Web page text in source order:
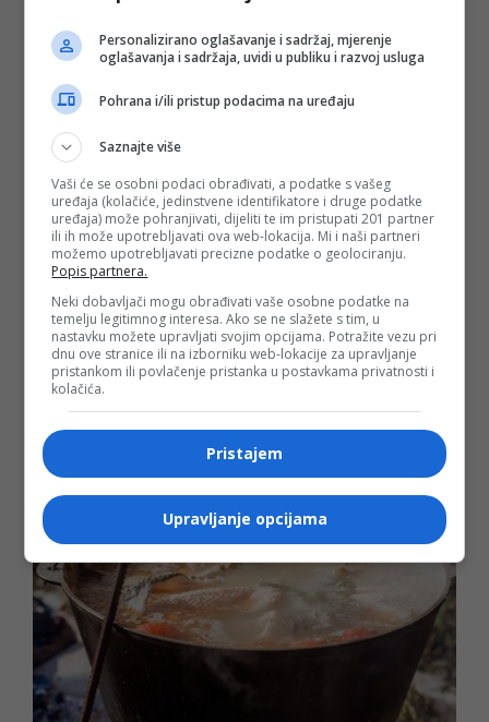
Oprez na vrućini: Određeni lijekovi mogu
biti opasni
25. 6. 2026 u 19:45h
Toplotni talas koji je ove sedmice zahvatio Evropu
predstavlja rizik za sve, ali su neke grupe posebno
ugrožene. Ko je posebno ugrožen tokom vrućina? Osobe
koje uzimaju diuretike i beta-blokatore
Opširnije
Personalizirano oglašavanje i sadržaj, mjerenje
oglašavanja i sadržaja, uvidi u publiku i razvoj usluga
Pohrana i/ili pristup podacima na uređaju
Saznajte više
Vaši će se osobni podaci obrađivati, a podatke s vašeg
uređaja (kolačiće, jedinstvene identifikatore i druge podatke
uređaja) može pohranjivati, dijeliti te im pristupati 201 partner
ili ih može upotrebljavati ova web-lokacija. Mi i naši partneri
možemo upotrebljavati precizne podatke o geolociranju.
Popis partnera.
Neki dobavljači mogu obrađivati vaše osobne podatke na
temelju legitimnog interesa. Ako se ne slažete s tim, u
nastavku možete upravljati svojim opcijama. Potražite vezu pri
dnu ove stranice ili na izborniku web-lokacije za upravljanje
pristankom ili povlačenje pristanka u postavkama privatnosti i
kolačića.
Pristajem
Upravljanje opcijama